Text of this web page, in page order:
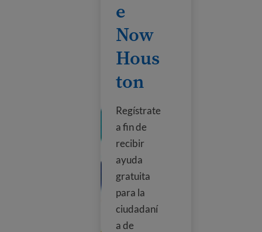
e
Now
Hous
ton
Regístrate
a fin de
recibir
ayuda
gratuita
para la
ciudadaní
a de